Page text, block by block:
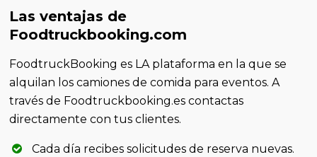
Las ventajas de
Foodtruckbooking.com
FoodtruckBooking es LA plataforma en la que se
alquilan los camiones de comida para eventos. A
través de Foodtruckbooking.es contactas
directamente con tus clientes.
Cada día recibes solicitudes de reserva nuevas.